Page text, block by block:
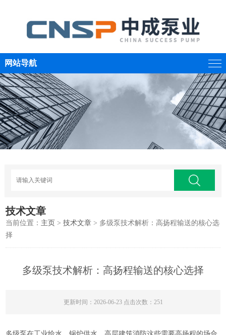
网站导航
技术文章
当前位置： 主页 >技术文章 > 多级泵技术解析：高扬程输送的核心选
择
多级泵技术解析：高扬程输送的核心选择
更新时间：2026-06-23 点击次数：251